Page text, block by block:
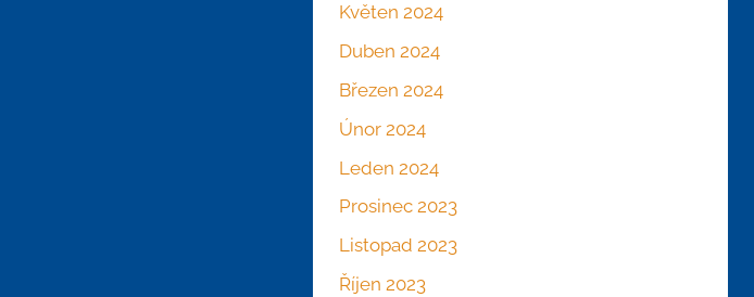
Květen 2024
Duben 2024
Březen 2024
Únor 2024
Leden 2024
Prosinec 2023
Listopad 2023
Říjen 2023